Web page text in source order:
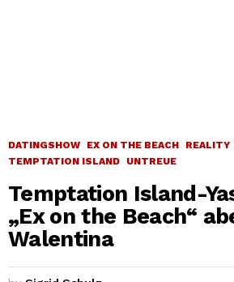
DATINGSHOW EX ON THE BEACH REALITY
TEMPTATION ISLAND
UNTREUE
Temptation Island-
„Ex on the Beach“
Walentina